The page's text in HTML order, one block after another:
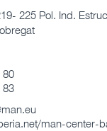
225 Pol. Ind.
80
83
man-center-